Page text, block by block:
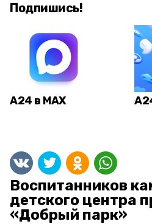
Подпишись!
А24 в MAX
Воспитанников
детского центра
«Добрый парк»